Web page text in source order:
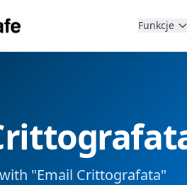
Funkcje
"Email Crittografata"